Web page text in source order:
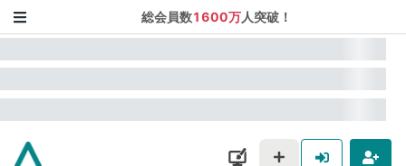
総会員数1600万人突破！